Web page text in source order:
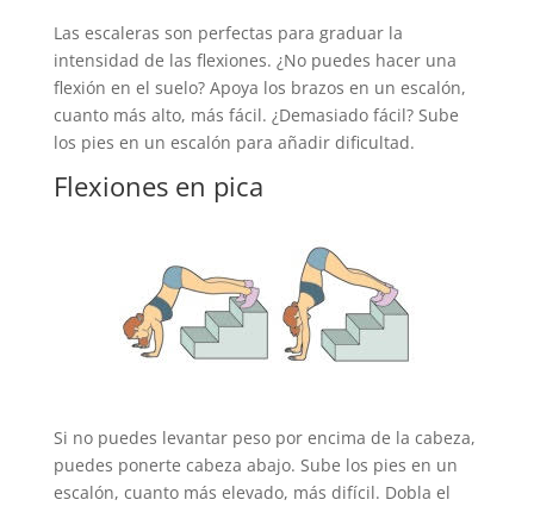
Las escaleras son perfectas para graduar la
intensidad de las flexiones. ¿No puedes hacer una
flexión en el suelo? Apoya los brazos en un escalón,
cuanto más alto, más fácil. ¿Demasiado fácil? Sube
los pies en un escalón para añadir dificultad.
Flexiones en pica
Si no puedes levantar peso por encima de la cabeza,
puedes ponerte cabeza abajo. Sube los pies en un
escalón, cuanto más elevado, más difícil. Dobla el